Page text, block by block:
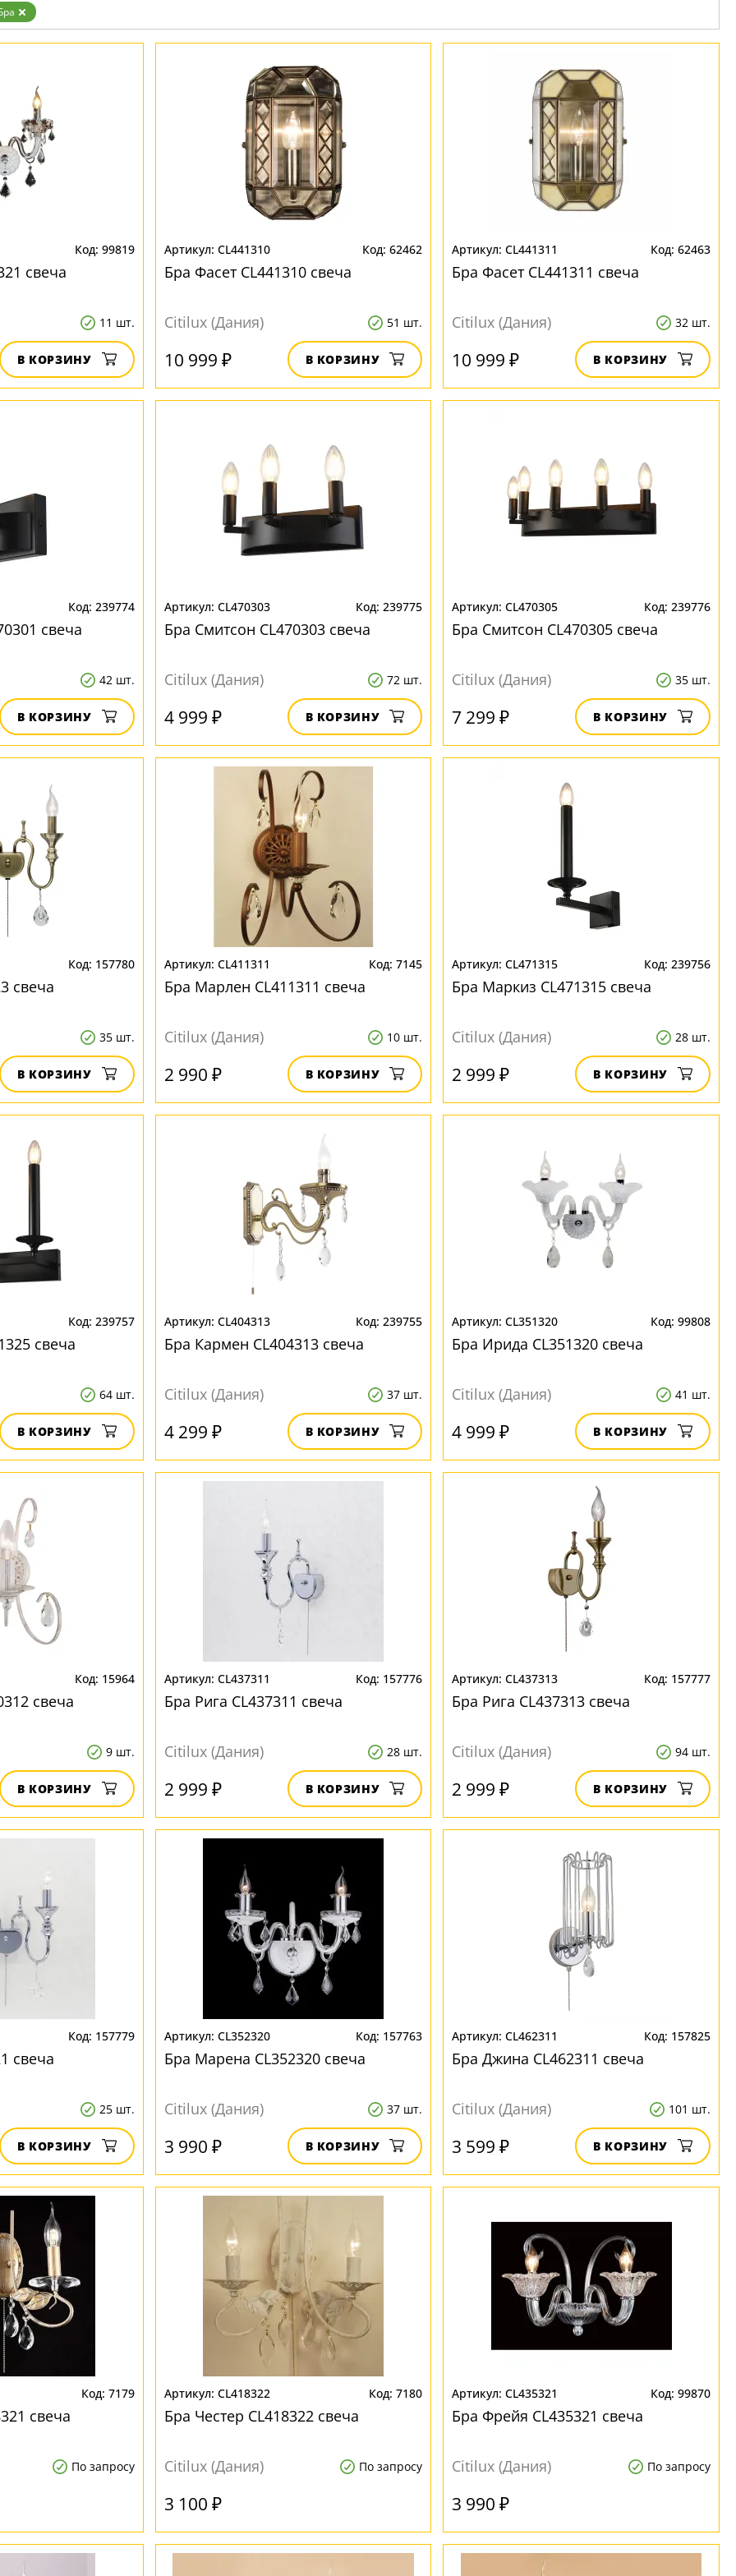
Бронза
Золото
99819
свеча
11 шт.
В КОРЗИНУ
CL441310 62462
Бра Фасет CL441310 свеча
Citilux (Дания) 51 шт.
10 999 ₽ В КОРЗИНУ
CL441311 62463
Бра Фасет CL441311 свеча
Citilux (Дания) 32 шт.
10 999 ₽ В КОРЗИНУ
239774
свеча
42 шт.
В КОРЗИНУ
CL470303 239775
Бра Смитсон CL470303 свеча
Citilux (Дания) 72 шт.
4 999 ₽ В КОРЗИНУ
CL470305 239776
Бра Смитсон CL470305 свеча
Citilux (Дания) 35 шт.
7 299 ₽ В КОРЗИНУ
157780
свеча
35 шт.
В КОРЗИНУ
CL411311 7145
Бра Марлен CL411311 свеча
Citilux (Дания) 10 шт.
2 990 ₽ В КОРЗИНУ
CL471315 239756
Бра Маркиз CL471315 свеча
Citilux (Дания) 28 шт.
2 999 ₽ В КОРЗИНУ
239757
свеча
64 шт.
В КОРЗИНУ
CL404313 239755
Бра Кармен CL404313 свеча
Citilux (Дания) 37 шт.
4 299 ₽ В КОРЗИНУ
CL351320 99808
Бра Ирида CL351320 свеча
Citilux (Дания) 41 шт.
4 999 ₽ В КОРЗИНУ
15964
свеча
9 шт.
В КОРЗИНУ
CL437311 157776
Бра Рига CL437311 свеча
Citilux (Дания) 28 шт.
2 999 ₽ В КОРЗИНУ
CL437313 157777
Бра Рига CL437313 свеча
Citilux (Дания) 94 шт.
2 999 ₽ В КОРЗИНУ
157779
свеча
25 шт.
В КОРЗИНУ
CL352320 157763
Бра Марена CL352320 свеча
Citilux (Дания) 37 шт.
3 990 ₽ В КОРЗИНУ
CL462311 157825
Бра Джина CL462311 свеча
Citilux (Дания) 101 шт.
3 599 ₽ В КОРЗИНУ
7179
свеча
По запросу
CL418322 7180
Бра Честер CL418322 свеча
Citilux (Дания) По запросу
3 100 ₽
CL435321 99870
Бра Фрейя CL435321 свеча
Citilux (Дания) По запросу
3 990 ₽